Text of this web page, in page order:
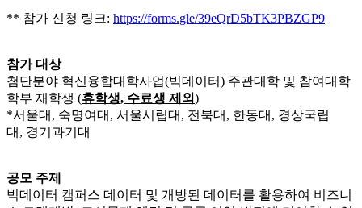
** 참가 신청 링크: https://forms.gle/39eQrD5bTK3PBZGP9
참가 대상
첨단분야 혁신융합대학사업(빅데이터) 주관대학 및 참여대학
학부 재학생 (휴학생, 수료생 제외)
*서울대, 숙명여대, 서울시립대, 전북대, 한동대, 경상국립
대, 경기과기대
공모 주제
빅데이터 캠퍼스 데이터 및 개방된 데이터를 활용하여 비즈니